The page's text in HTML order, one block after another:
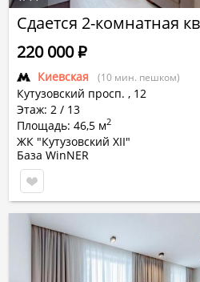
Сдается 2-комнатная
Киевская (10 мин. пешком)
Кутузовский просп. , 12
Этаж: 2 / 13
Площадь: 46,5 м2
ЖК "Кутузовский XII"
220 000Р
База WinNER